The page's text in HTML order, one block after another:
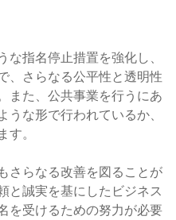
指名停止措置を強化し、
、さらなる公平性と透明性
また、公共事業を行うにあ
な形で行われているか、
。
さらなる改善を図ることが
と誠実を基にしたビジネス
を受けるための努力が必要